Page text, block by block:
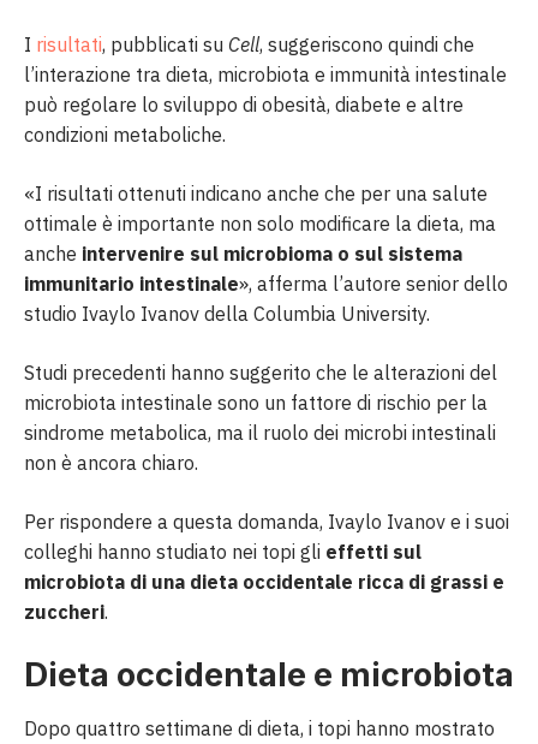
I risultati, pubblicati su Cell, suggeriscono quindi che
l’interazione tra dieta, microbiota e immunità intestinale
può regolare lo sviluppo di obesità, diabete e altre
condizioni metaboliche.
«I risultati ottenuti indicano anche che per una salute
ottimale è importante non solo modificare la dieta, ma
anche intervenire sul microbioma o sul sistema
immunitario intestinale», afferma l’autore senior dello
studio Ivaylo Ivanov della Columbia University.
Studi precedenti hanno suggerito che le alterazioni del
microbiota intestinale sono un fattore di rischio per la
sindrome metabolica, ma il ruolo dei microbi intestinali
non è ancora chiaro.
Per rispondere a questa domanda, Ivaylo Ivanov e i suoi
colleghi hanno studiato nei topi gli effetti sul
microbiota di una dieta occidentale ricca di grassi e
zuccheri.
Dieta occidentale e microbiota
Dopo quattro settimane di dieta, i topi hanno mostrato